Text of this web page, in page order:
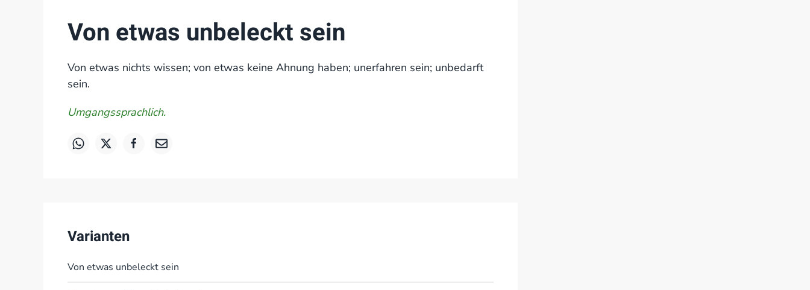
Von etwas unbeleckt sein
Von etwas nichts wissen; von etwas keine Ahnung haben; unerfahren sein; unbedarft
sein.
Umgangssprachlich.
Varianten
Von etwas unbeleckt sein